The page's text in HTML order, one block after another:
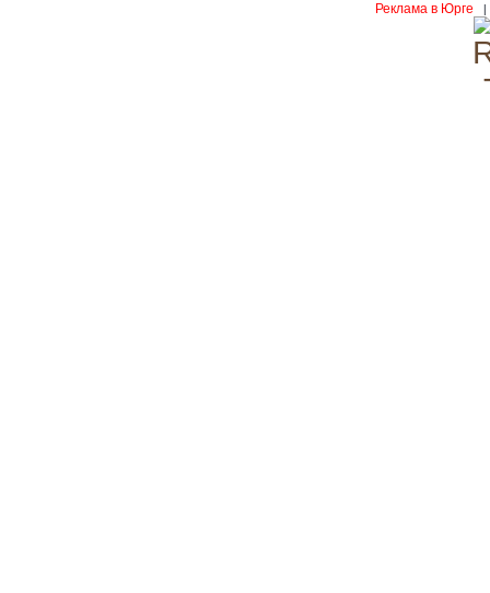
Реклама в Юрге